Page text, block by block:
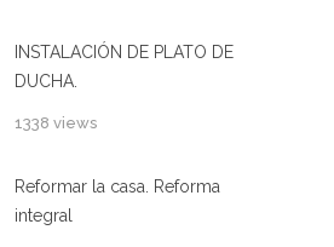
INSTALACIÓN DE PLATO DE
DUCHA.
1338 views
Reformar la casa. Reforma
integral